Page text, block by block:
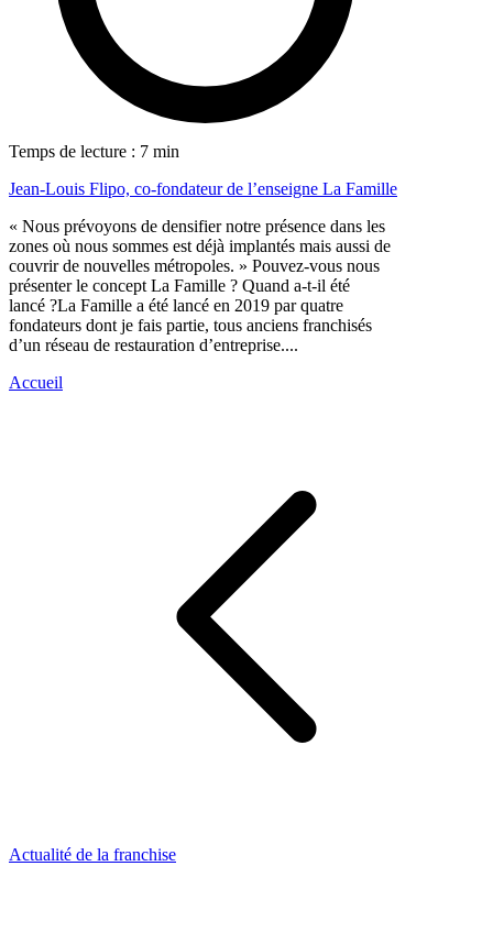
Temps de lecture : 7 min
Jean-Louis Flipo, co-fondateur de l’enseigne La Famille
« Nous prévoyons de densifier notre présence dans les
zones où nous sommes est déjà implantés mais aussi de
couvrir de nouvelles métropoles. » Pouvez-vous nous
présenter le concept La Famille ? Quand a-t-il été
lancé ?La Famille a été lancé en 2019 par quatre
fondateurs dont je fais partie, tous anciens franchisés
d’un réseau de restauration d’entreprise....
Accueil
Actualité de la franchise